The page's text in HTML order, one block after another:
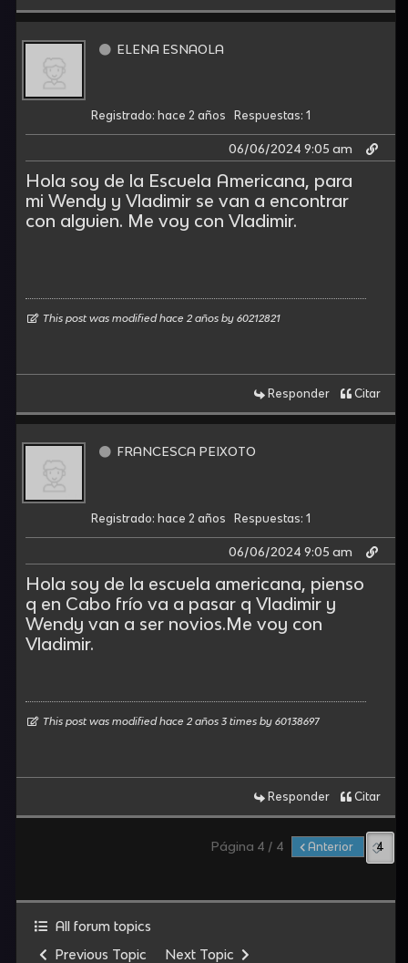
ELENA ESNAOLA
Registrado: hace 2 años Respuestas: 1
06/06/2024 9:05 am
Hola soy de la Escuela Americana, para
mi Wendy y Vladimir se van a encontrar
con alguien. Me voy con Vladimir.
This post was modified hace 2 años by 60212821
Responder Citar
FRANCESCA PEIXOTO
Registrado: hace 2 años Respuestas: 1
06/06/2024 9:05 am
Hola soy de la escuela americana, pienso
q en Cabo frío va a pasar q Vladimir y
Wendy van a ser novios.Me voy con
Vladimir.
This post was modified hace 2 años 3 times by 60138697
Responder Citar
Página 4 / 4 Anterior
All forum topics
Previous Topic
Next Topic